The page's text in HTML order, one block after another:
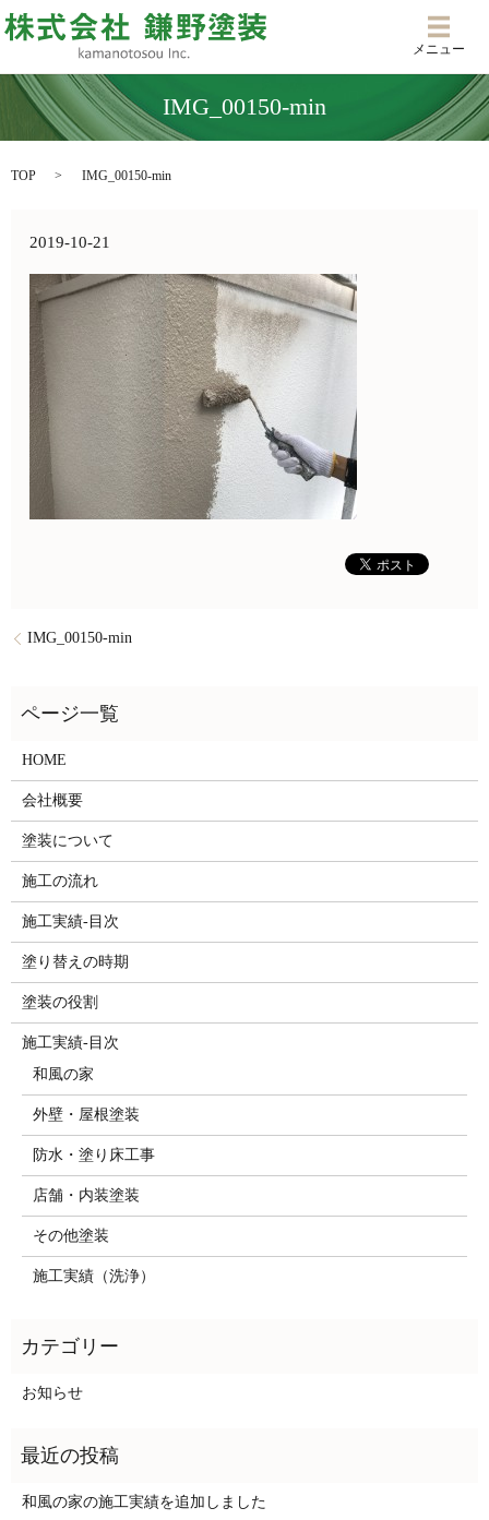
メニ
メニュー
IMG_00150-min
TOP IMG_00150-min
2019-10-21
IMG_00150-min
HOME
会社概要
塗装について
施工の流れ
施工実績-目次
塗り替えの時期
塗装の役割
施工実績-目次
和風の家
外壁・屋根塗装
防水・塗り床工事
店舗・内装塗装
その他塗装
施工実績（洗浄）
お知らせ
和風の家の施工実績を追加しました